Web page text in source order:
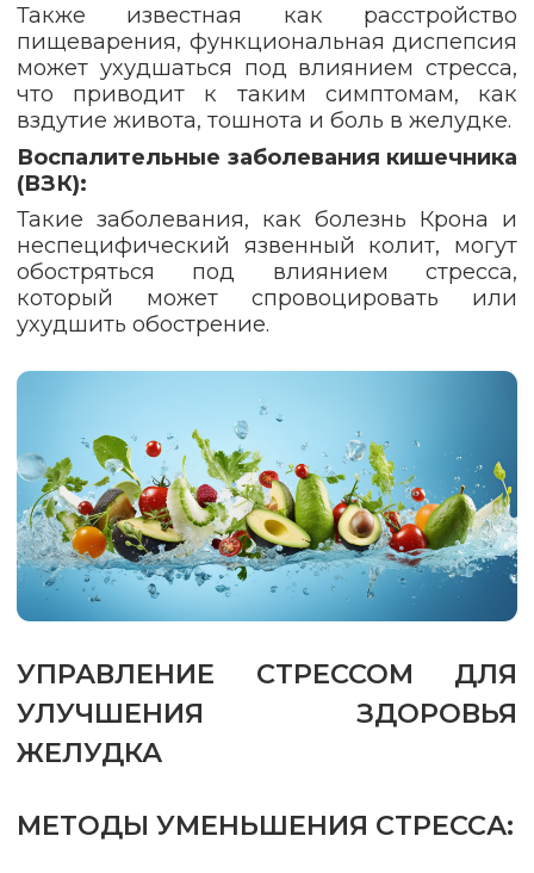
Также известная как расстройство
пищеварения, функциональная диспепсия
может ухудшаться под влиянием стресса,
что приводит к таким симптомам, как
вздутие живота, тошнота и боль в желудке.
Воспалительные заболевания кишечника
(ВЗК):
Такие заболевания, как болезнь Крона и
неспецифический язвенный колит, могут
обостряться под влиянием стресса,
который может спровоцировать или
ухудшить обострение.
УПРАВЛЕНИЕ СТРЕССОМ ДЛЯ
УЛУЧШЕНИЯ ЗДОРОВЬЯ
ЖЕЛУДКА
МЕТОДЫ УМЕНЬШЕНИЯ СТРЕССА: